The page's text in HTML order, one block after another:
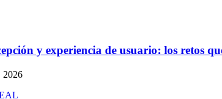
y experiencia de usuario: los retos
2026